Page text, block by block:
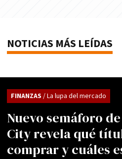
NOTICIAS MÁS LEÍDAS
Nuevo semáforo
City revela qué
comprar y cuáles
FINANZAS / La lupa del mercado